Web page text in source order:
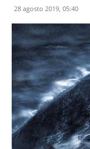
28 agosto 2019, 05:40